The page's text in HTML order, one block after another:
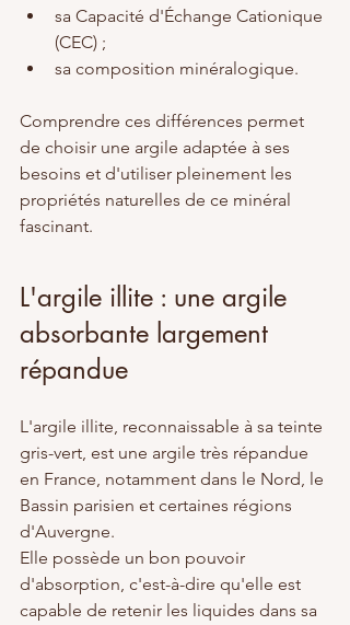
sa Capacité d'Échange Cationique
(CEC) ;
sa composition minéralogique.
Comprendre ces différences permet
de choisir une argile adaptée à ses
besoins et d'utiliser pleinement les
propriétés naturelles de ce minéral
fascinant.
L'argile illite : une argile
absorbante largement
répandue
L'argile illite, reconnaissable à sa teinte
gris-vert, est une argile très répandue
en France, notamment dans le Nord, le
Bassin parisien et certaines régions
d'Auvergne.
Elle possède un bon pouvoir
d'absorption, c'est-à-dire qu'elle est
capable de retenir les liquides dans sa